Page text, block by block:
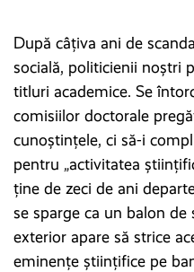
După câțiva ani de
socială, politicienii noștri
titluri academice. Se
comisiilor doctorale
cunoștințele, ci să-i
pentru „activitatea
ține de zeci de ani
se sparge ca un balon de
exterior apare să strice
eminențe științifice pe